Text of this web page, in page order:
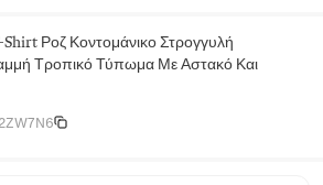
Shirt Ροζ Κοντομάνικο Στρογγυλή
Τροπικό Τύπωμα Με Αστακό Και